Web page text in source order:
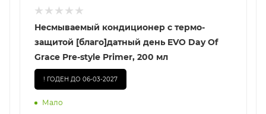
Несмываемый кондиционер с термо-
защитой [благо]датный день EVO Day Of
Grace Pre-style Primer, 200 мл
! ГОДЕН ДО 06-03-2027
Мало